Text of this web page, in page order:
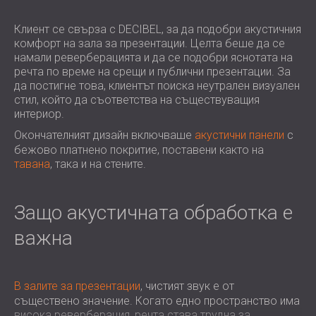
ЗВУКОИЗОЛАЦИЯ И АКУСТИКА НА
ЗАЛИ
ЗВУКОИЗОЛАЦИОННИ И АКУСТИЧНИ
РЕШЕНИЯ ЗА ТЪРГОВСКИ ПОМЕЩЕНИЯ
ЗВУКОИЗОЛАЦИЯ И АКУСТИКА НА
УЧЕБНИ ЗАВЕДЕНИЯ
ШУМОИЗОЛАЦИЯ И АКУСТИКА ЗА
ЗДРАВНИЯ СЕКТОР
ЗВУКОИЗОЛАЦИОННИ И АКУСТИЧНИ
СЕКТОР
ЗВУКОИЗОЛАЦИОННИ И АКУСТИЧНИ
РЕШЕНИЯ ЗА ЦЕНТРОВЕ ЗА ДАННИ
FINLAND (FI)
РОССИЯ (RU)
USA (US)
SOUTH AFRICA (ZA)
Клиент се свърза с DECIBEL, за да подобри акустичния
комфорт на зала за презентации. Целта беше да се
намали реверберацията и да се подобри яснотата на
речта по време на срещи и публични презентации. За
да постигне това, клиентът поиска неутрален визуален
стил, който да съответства на съществуващия
интериор.
Окончателният дизайн включваше акустични панели с
бежово платнено покритие, поставени както на
тавана, така и на стените.
Защо акустичната обработка е
важна
В залите за презентации, чистият звук е от
съществено значение. Когато едно пространство има